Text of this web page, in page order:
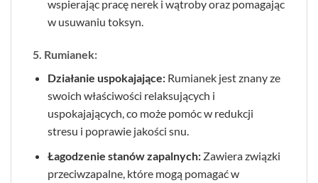
wspierając pracę nerek i wątroby oraz pomagając
w usuwaniu toksyn.
5. Rumianek:
Działanie uspokajające:Rumianek jest znany ze
swoich właściwości relaksujących i
uspokajających, co może pomóc w redukcji
stresu i poprawie jakości snu.
Łagodzenie stanów zapalnych:Zawiera związki
przeciwzapalne, które mogą pomagać w